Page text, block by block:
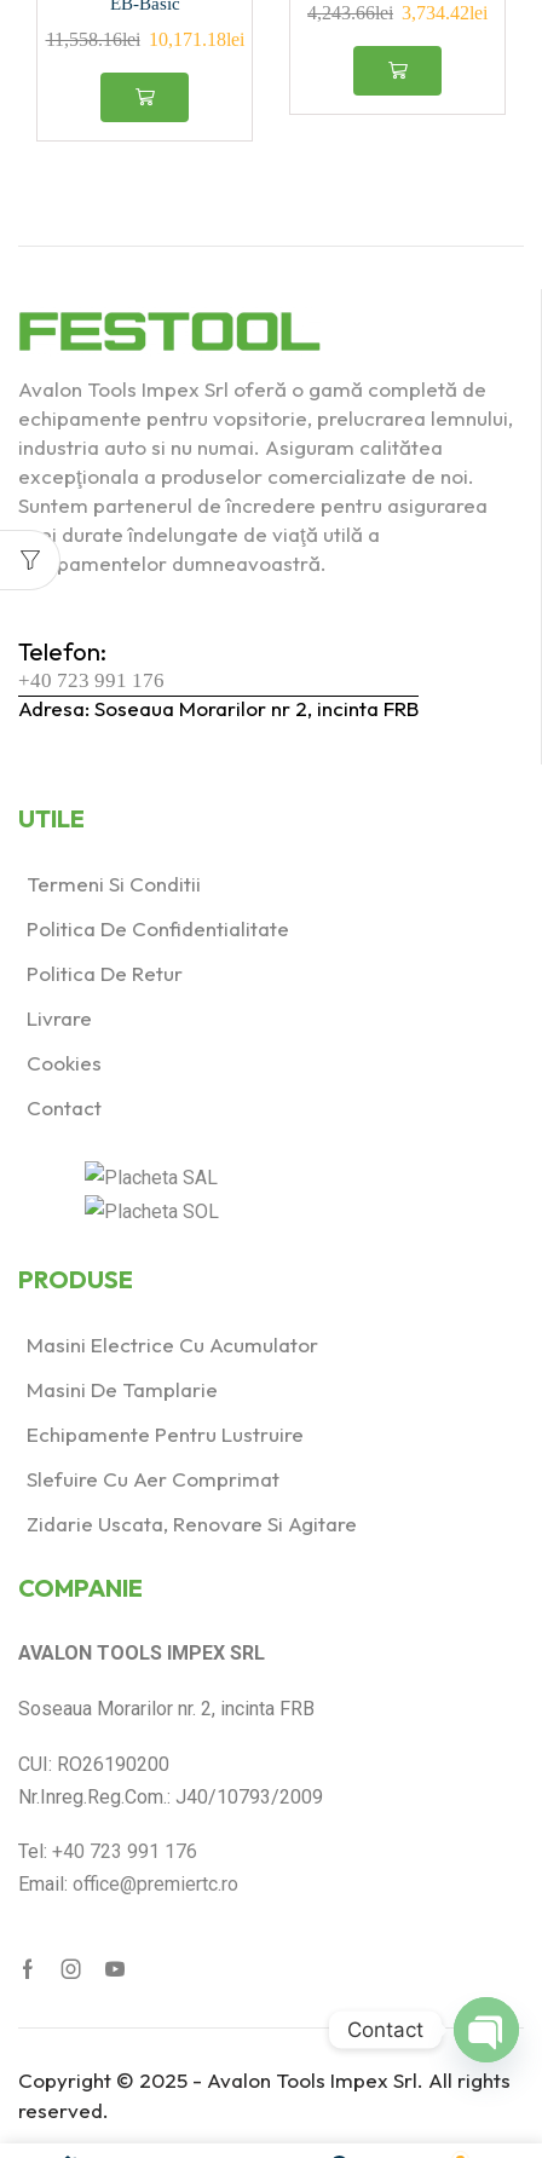
Produs Diametru
racord aspirator
36(0)
100 (1)
120(2)
40 (1)
Produs Ø taler de
şlefuit (mm)
125(0)
Produs Presiune de
6 (1)
Produs Putere
consumată (W)
1100
1200
1400
1600 (0)
250(3)
şlefuit (mm)
100x150 (1)
80x130(1)
80x400(0)
Produs Turaţia în
1000-2200 (0)
400-920(2)
11,558.16lei 10,171.18lei
4,243.66lei 3,734.42lei
Avalon Tools Impex Srl oferă o gamă completă de
echipamente pentru vopsitorie, prelucrarea lemnului,
industria auto si nu numai. Asiguram calitătea
excepţionala a produselor comercializate de noi.
Suntem partenerul de încredere pentru asigurarea
unei durate îndelungate de viaţă utilă a
echipamentelor dumneavoastră.
Telefon:
+40 723 991 176
Adresa: Soseaua Morarilor nr 2, incinta FRB
UTILE
Termeni Si Conditii
Politica De Confidentialitate
Politica De Retur
Livrare
Cookies
Contact
PRODUSE
Masini Electrice Cu Acumulator
Masini De Tamplarie
Echipamente Pentru Lustruire
Slefuire Cu Aer Comprimat
Zidarie Uscata, Renovare Si Agitare
COMPANIE
AVALON TOOLS IMPEX SRL
Soseaua Morarilor nr. 2, incinta FRB
CUI: RO26190200
Nr.Inreg.Reg.Com.: J40/10793/2009
Tel: +40 723 991 176
Email: office@premiertc.ro
Copyright © 2025 - Avalon Tools Impex Srl. All rights
reserved.
Contact
Open